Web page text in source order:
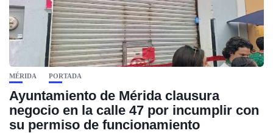
MÉRIDA PORTADA
Ayuntamiento de Mérida clausura
negocio en la calle 47 por incumplir con
su permiso de funcionamiento